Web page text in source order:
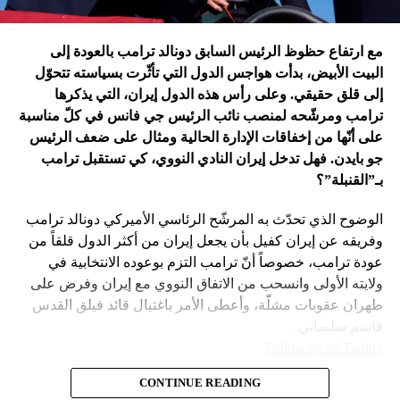
فتح باباً كبيراً على تحوّلات جذرية في السياسة الأميركية وتعاطي
إسرائيل معها، أبرزها:
– نهاية عهد منظومة حوله آمنت بإمكان الاتفاق مع إيران. وهي
امتداد لعهد باراك أوباما واتفاقه مع طهران على الملف النووي
مع ارتفاع حظوظ الرئيس السابق دونالد ترامب بالعودة إلى
البيت الأبيض، بدأت هواجس الدول التي تأثّرت بسياسته تتحوّل
إلى قلق حقيقي. وعلى رأس هذه الدول إيران، التي يذكرها
ترامب ومرشّحه لمنصب نائب الرئيس جي فانس في كلّ مناسبة
على أنّها من إخفاقات الإدارة الحالية ومثال على ضعف الرئيس
جو بايدن. فهل تدخل إيران النادي النووي، كي تستقبل ترامب
بـ”القنبلة”؟
الوضوح الذي تحدّث به المرشّح الرئاسي الأميركي دونالد ترامب
وفريقه عن إيران كفيل بأن يجعل إيران من أكثر الدول قلقاً من
عودة ترامب، خصوصاً أنّ ترامب التزم بوعوده الانتخابية في
ولايته الأولى وانسحب من الاتفاق النووي مع إيران وفرض على
طهران عقوبات مشلّة، وأعطى الأمر باغتيال قائد فيلق القدس
CONTINUE READING